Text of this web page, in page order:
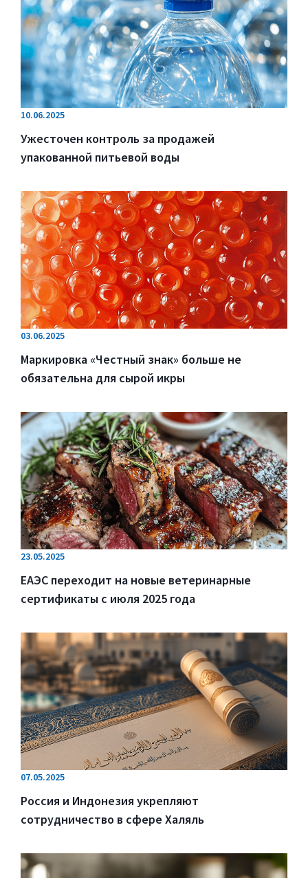
10.06.2025
Ужесточен контроль за продажей
упакованной питьевой воды
03.06.2025
Маркировка «Честный знак» больше не
обязательна для сырой икры
23.05.2025
ЕАЭС переходит на новые ветеринарные
сертификаты с июля 2025 года
07.05.2025
Россия и Индонезия укрепляют
сотрудничество в сфере Халяль